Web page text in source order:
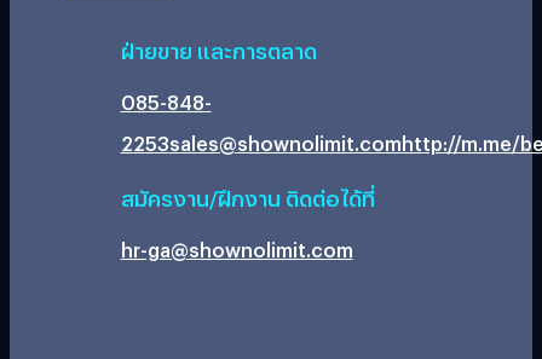
ฝ่ายขาย และการตลาด
085-848-
2253sales@shownolimit.comhttp://m.me/
สมัครงาน/ฝึกงาน ติดต่อได้ที่
hr-ga@shownolimit.com